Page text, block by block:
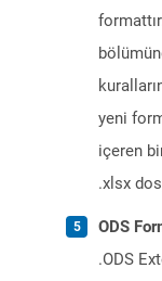
yeni
içeren
.xlsx
ODS
.ODS